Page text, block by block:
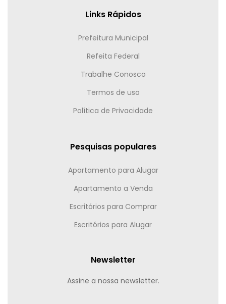
Links Rápidos
Prefeitura Municipal
Refeita Federal
Trabalhe Conosco
Termos de uso
Política de Privacidade
Pesquisas populares
Apartamento para Alugar
Apartamento a Venda
Escritórios para Comprar
Escritórios para Alugar
Newsletter
Assine a nossa newsletter.